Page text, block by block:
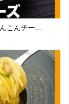
こんチー...